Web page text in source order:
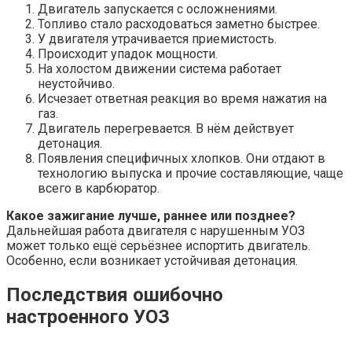
Двигатель запускается с осложнениями.
Топливо стало расходоваться заметно быстрее.
У двигателя утрачивается приемистость.
Происходит упадок мощности.
На холостом движении система работает
неустойчиво.
Исчезает ответная реакция во время нажатия на
газ.
Двигатель перегревается. В нём действует
детонация.
Появления специфичных хлопков. Они отдают в
технологию выпуска и прочие составляющие, чаще
всего в карбюратор.
Какое зажигание лучше, раннее или позднее?
Дальнейшая работа двигателя с нарушенным УОЗ
может только ещё серьёзнее испортить двигатель.
Особенно, если возникает устойчивая детонация.
Последствия ошибочно
настроенного УОЗ